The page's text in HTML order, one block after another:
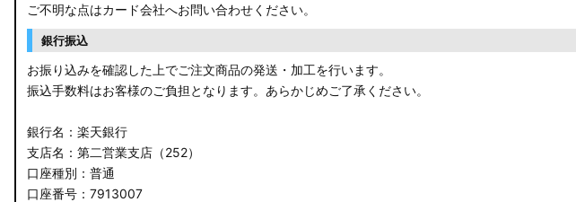
ご不明な点はカード会社へお問い合わせください。
銀行振込
お振り込みを確認した上でご注文商品の発送・加工を行います。
振込手数料はお客様のご負担となります。あらかじめご了承ください。
銀行名：楽天銀行
支店名：第二営業支店（252）
口座種別：普通
口座番号：7913007